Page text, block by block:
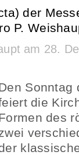
der
P.
am 28.
Sonntag
die
des